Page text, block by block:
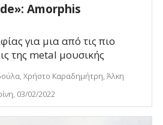
Amorphis
για μια από τις πιο
της metal μουσικής
Χρήστο Καραδημήτρη, Άλκη
03/02/2022